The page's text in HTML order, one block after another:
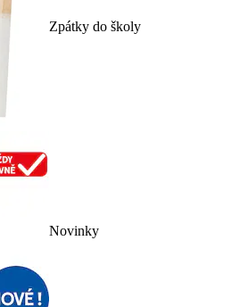
Zpátky do školy
Novinky